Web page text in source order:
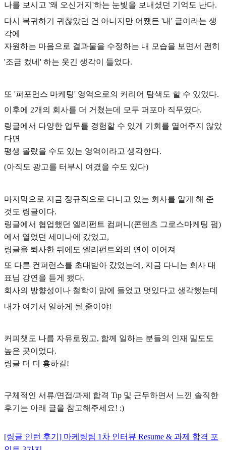
나를 보시고 '왜 오신거지'하는 눈빛을 보내셨던 기억도 난다.
다시 복귀하기 귀찮았던 건 아니지만 어쨌든 '내' 글이라는 생
각에
자원하는 마음으로 결과물을 수정하는 내 모습을 보면서 괜히
'조금 컸네' 하는 웃긴 생각이 들었다.
또 '퍼포먼스 마케팅' 영역으로의 커리어 탐색도 할 수 있었다.
이후에 2개의 회사를 더 거쳤는데 모두 퍼포마 직무였다.
링글에서 다양한 업무를 경험할 수 있게 기회를 열어주지 않았
다면
평생 몰랐을 수도 있는 영역이라고 생각한다.
(아직도 광고를 터부시 여겼을 수도 있다)
마지막으로 지금 정규직으로 다니고 있는 회사를 알게 해 준
것도 링글이다.
링글에서 협업했던 엘리펀트 컴퍼니(콘텐츠 그로스마케팅 펌)
에서 열었던 세미나에 갔었고,
링글을 퇴사한 뒤에도 엘리펀트와의 연이 이어져
또 다른 컨퍼런스를 초대받아 갔었는데, 지금 다니는 회사 대
표님 강연을 듣게 됐다.
회사의 방향성이나 철학이 맘에 들었고 멋있다고 생각했는데
내가 여기서 일하게 될 줄이야!
커피챗도 나름 자유로웠고, 함께 일하는 분들의 인재 밀도도
높은 곳이었다.
링글 더 더 흥하길!
구체적인 서류/면접/과제 합격 Tip 및 근무하면서 느낀 솔직한
후기는 아래 글을 참고해주세요! :)
[링글 인턴 후기] 마케팅팀 1차 인터뷰 Resume & 과제 합격 포